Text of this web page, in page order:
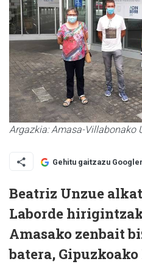
Argazkia: Amasa-Villabonako
Gehitu gaitzazu
Beatriz Unzue
Laborde
Amasako zenbait
batera,